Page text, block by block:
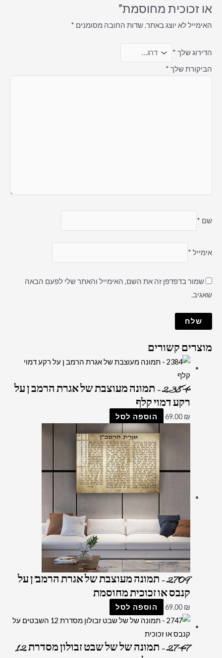
או זכוכית מחוסמת”
האימייל לא יוצג באתר.שדות החובה מסומנים *
הדירוג שלך *
הביקורת שלך *
שם *
אימייל *
שמור בדפדפן זה את השם, האימייל והאתר שלי לפעם הבאה
שאגיב.
מוצרים קשורים
2384 – תמונה מעוצבת של אגרת הרמב ן על
רקע דמוי קלף
69.00 ₪ הוספה לסל
2709 – תמונה מעוצבת של אגרת הרמב"ן על
קנבס או זכוכית מחוסמת
69.00 ₪ הוספה לסל
2747 – תמונה של של שבט זבולון מסדרת 12